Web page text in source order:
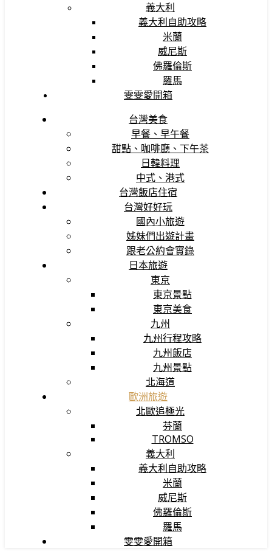
義大利
義大利自助攻略
米蘭
威尼斯
佛羅倫斯
羅馬
雯雯愛開箱
台灣美食
早餐、早午餐
甜點、咖啡廳、下午茶
日韓料理
中式、港式
台灣飯店住宿
台灣好好玩
國內小旅遊
姊妹們出遊計畫
跟老公約會實錄
日本旅遊
東京
東京景點
東京美食
九州
九州行程攻略
九州飯店
九州景點
北海道
歐洲旅遊
北歐追極光
芬蘭
TROMSO
義大利
義大利自助攻略
米蘭
威尼斯
佛羅倫斯
羅馬
雯雯愛開箱